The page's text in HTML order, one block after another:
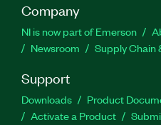
Company
NI is now part of Emerson
Newsroom
Supply Chain
Support
Downloads Product
Activate a Product